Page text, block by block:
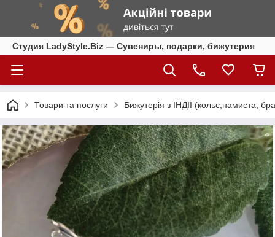
Студия LadyStyle.Biz — Сувениры, подарки, бижутерия
Товари та послуги Бижутерія з ІНДІЇ (кольє,намиста,